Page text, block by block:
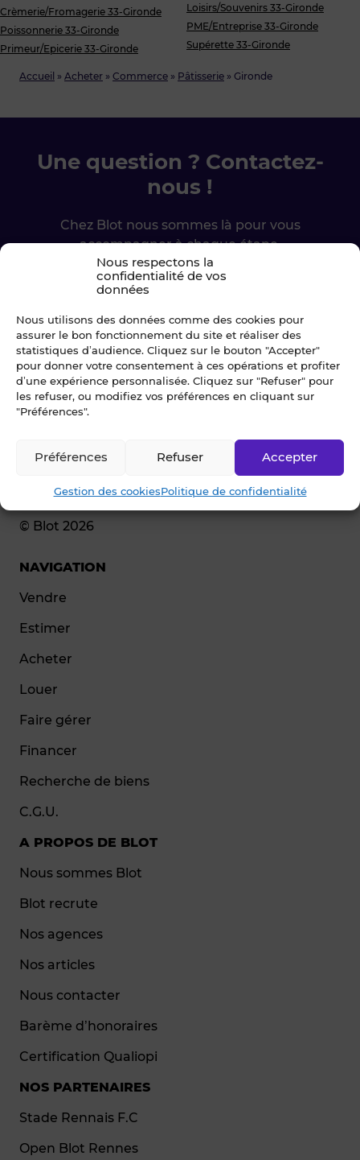
Nous respectons la
confidentialité de vos
données
Nous utilisons des données comme des cookies pour
assurer le bon fonctionnement du site et réaliser des
statistiques d’audience. Cliquez sur le bouton "Accepter"
pour donner votre consentement à ces opérations et profiter
d’une expérience personnalisée. Cliquez sur "Refuser" pour
les refuser, ou modifiez vos préférences en cliquant sur
"Préférences".
Accepter
Refuser
Préférences
Gestion des cookiesPolitique de confidentialité
Accueil » Acheter » Commerce » Pâtisserie » Gironde
Crèmerie/Fromagerie 33-Gironde
Poissonnerie 33-Gironde
Primeur/Epicerie 33-Gironde
Loisirs/Souvenirs 33-Gironde
PME/Entreprise 33-Gironde
Supérette 33-Gironde
Une question ? Contactez-
nous !
Chez Blot nous sommes là pour vous
accompagner à chaque étape.
Ecrivez-nous
02 99 79 33 34
© Blot 2026
NAVIGATION
Vendre
Estimer
Acheter
Louer
Faire gérer
Financer
Recherche de biens
C.G.U.
A PROPOS DE BLOT
Nous sommes Blot
Blot recrute
Nos agences
Nos articles
Nous contacter
Barème d’honoraires
Certification Qualiopi
NOS PARTENAIRES
Stade Rennais F.C
Open Blot Rennes